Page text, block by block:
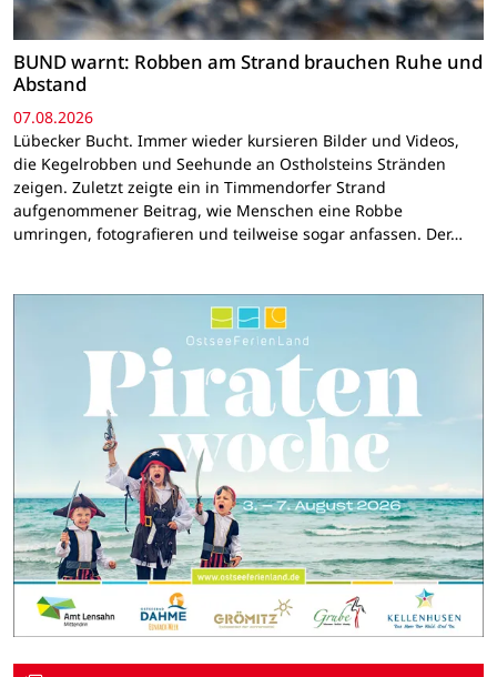
BUND warnt: Robben am Strand brauchen Ruhe und
Abstand
07.08.2026
Lübecker Bucht. Immer wieder kursieren Bilder und Videos,
die Kegelrobben und Seehunde an Ostholsteins Stränden
zeigen. Zuletzt zeigte ein in Timmendorfer Strand
aufgenommener Beitrag, wie Menschen eine Robbe
umringen, fotografieren und teilweise sogar anfassen. Der…